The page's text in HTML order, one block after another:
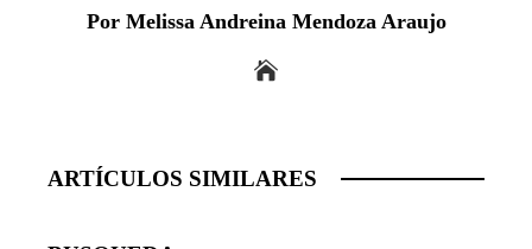
Por Melissa Andreina Mendoza Araujo
ARTÍCULOS SIMILARES